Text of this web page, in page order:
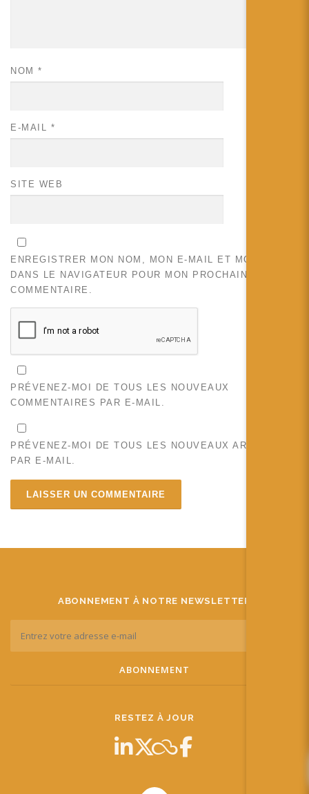
NOM *
E-MAIL *
SITE WEB
ENREGISTRER MON NOM, MON E-MAIL ET MON SITE
DANS LE NAVIGATEUR POUR MON PROCHAIN
COMMENTAIRE.
PRÉVENEZ-MOI DE TOUS LES NOUVEAUX
COMMENTAIRES PAR E-MAIL.
PRÉVENEZ-MOI DE TOUS LES NOUVEAUX ARTICLES
PAR E-MAIL.
ABONNEMENT À NOTRE NEWSLETTER
RESTEZ À JOUR